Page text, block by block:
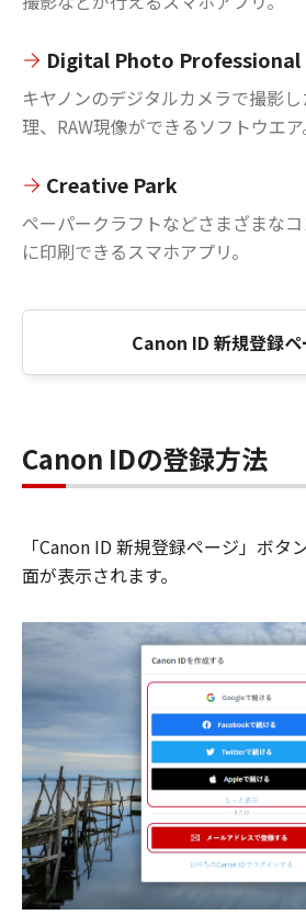
Digital Photo Professional
キヤノンのデジタルカメラで撮影
理、RAW現像ができるソフトウエア
Creative Park
ペーパークラフトなどさまざまな
に印刷できるスマホアプリ。
Canon ID 新規登録ペ
Canon IDの登録方法
「Canon ID 新規登録ページ」ボタ
面が表示されます。